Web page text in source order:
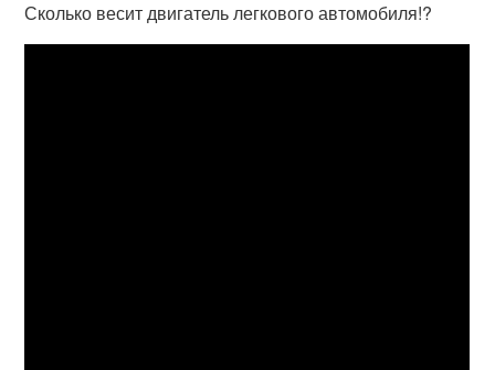
Сколько весит двигатель легкового автомобиля!?